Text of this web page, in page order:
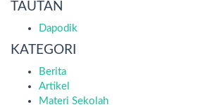
TAUTAN
Dapodik
KATEGORI
Berita
Artikel
Materi Sekolah